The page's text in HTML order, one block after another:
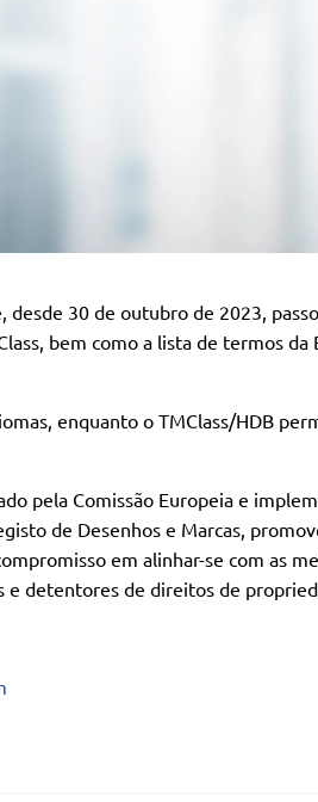
30 de outubro de 2023,
bem como a lista de termos da
enquanto o TMClass/HDB
pela Comissão Europeia e
de Desenhos e Marcas,
em alinhar-se com as
detentores de direitos de